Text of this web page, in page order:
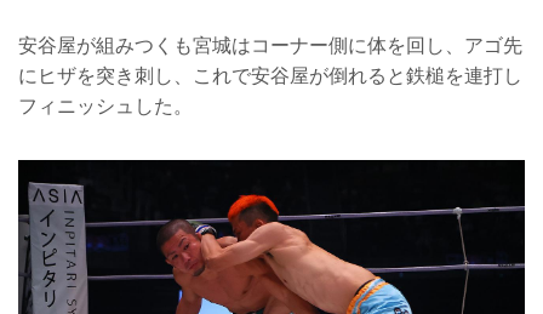
安谷屋が組みつくも宮城はコーナー側に体を回し、アゴ先
にヒザを突き刺し、これで安谷屋が倒れると鉄槌を連打し
フィニッシュした。